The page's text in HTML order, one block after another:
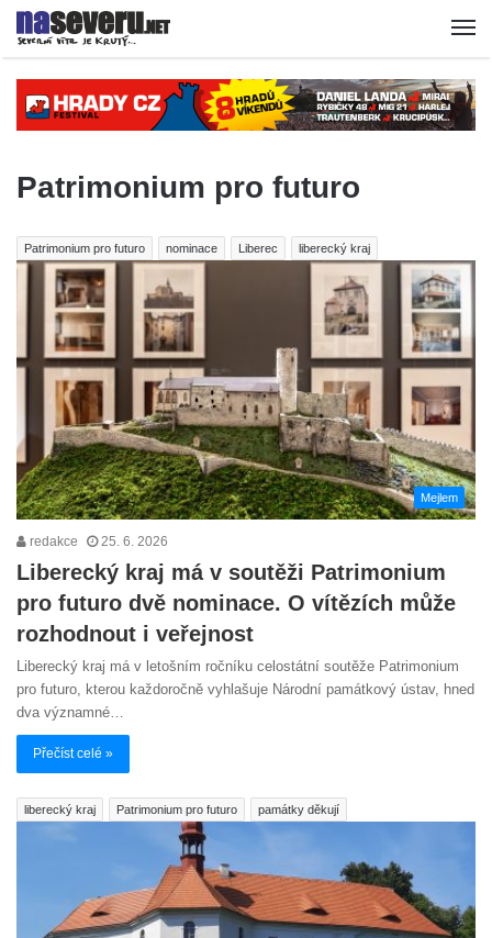
Patrimonium pro futuro
Patrimonium pro futuro nominace Liberec liberecký kraj
Mejlem
redakce 25. 6. 2026
Liberecký kraj má v soutěži Patrimonium
pro futuro dvě nominace. O vítězích může
rozhodnout i veřejnost
Liberecký kraj má v letošním ročníku celostátní soutěže Patrimonium
pro futuro, kterou každoročně vyhlašuje Národní památkový ústav, hned
dva významné…
Přečíst celé »
liberecký kraj Patrimonium pro futuro památky děkují